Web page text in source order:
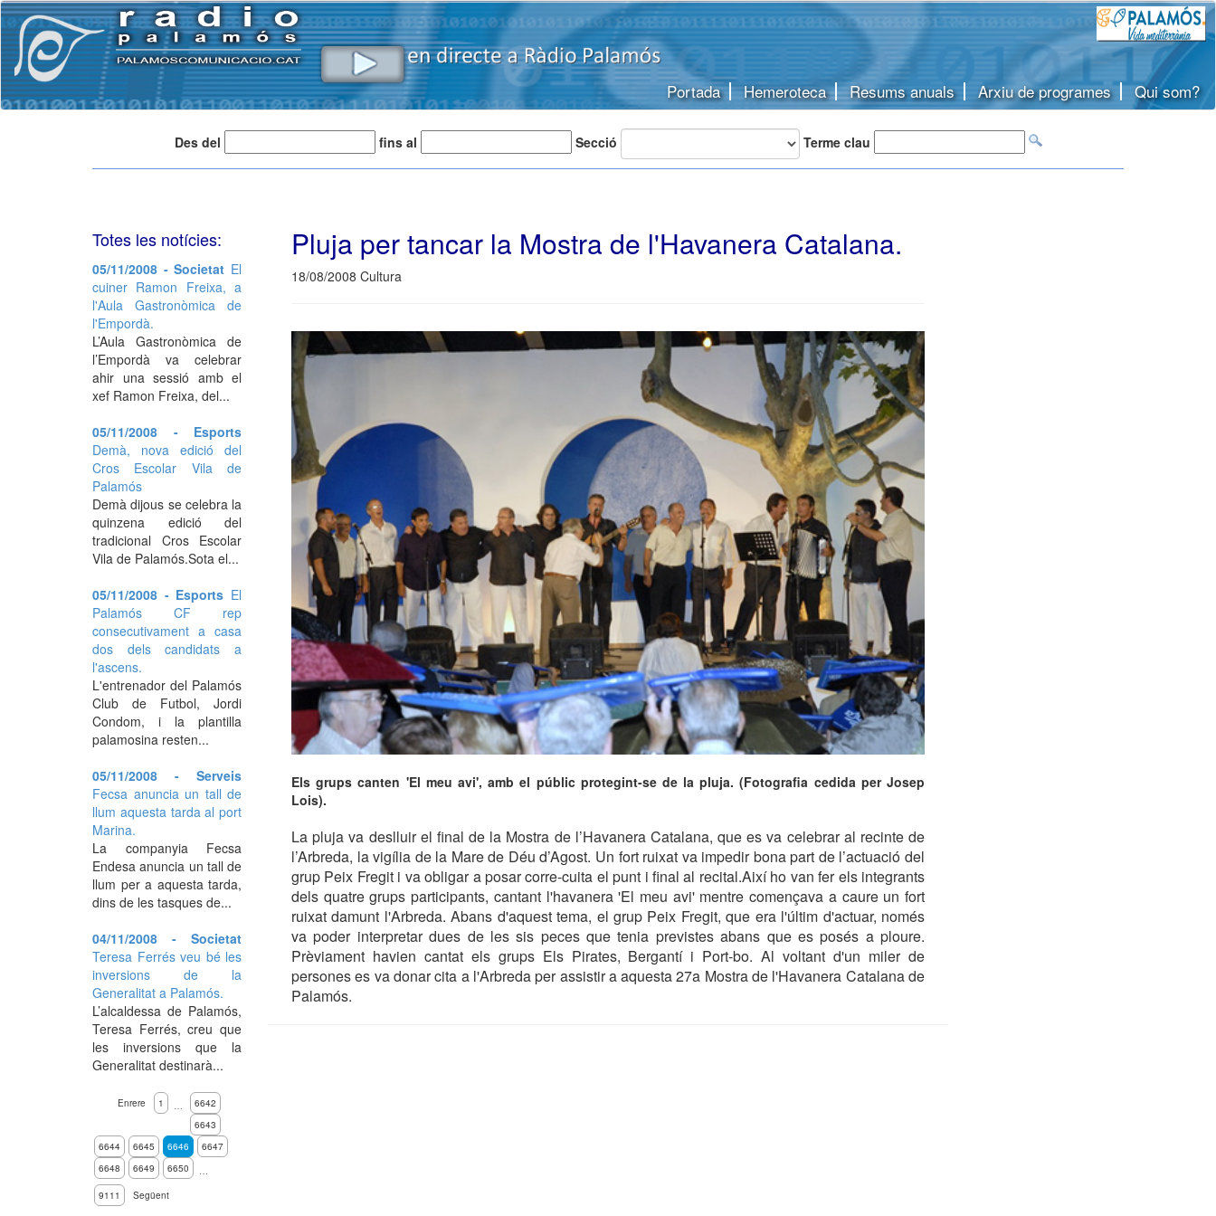
Portada Hemeroteca Resums anuals Arxiu de programes Qui som?
Des del fins al Secció Terme clau
Pluja per tancar la Mostra de l'Havanera Catalana.
18/08/2008 Cultura
Els grups canten 'El meu avi', amb el públic protegint-se de la pluja. (Fotografia cedida per Josep
Lois).
La pluja va deslluir el final de la Mostra de l’Havanera Catalana, que es va celebrar al recinte de
l’Arbreda, la vigília de la Mare de Déu d’Agost. Un fort ruixat va impedir bona part de l’actuació del
grup Peix Fregit i va obligar a posar corre-cuita el punt i final al recital.Així ho van fer els integrants
dels quatre grups participants, cantant l'havanera 'El meu avi' mentre començava a caure un fort
ruixat damunt l'Arbreda. Abans d'aquest tema, el grup Peix Fregit, que era l'últim d'actuar, només
va poder interpretar dues de les sis peces que tenia previstes abans que es posés a ploure.
Prèviament havien cantat els grups Els Pirates, Bergantí i Port-bo. Al voltant d'un miler de
persones es va donar cita a l'Arbreda per assistir a aquesta 27a Mostra de l'Havanera Catalana de
Palamós.
Totes les notícies:
05/11/2008 - Societat El
cuiner Ramon Freixa, a
l'Aula Gastronòmica de
l'Empordà.
L’Aula Gastronòmica de
l’Empordà va celebrar
ahir una sessió amb el
xef Ramon Freixa, del...
05/11/2008 - Esports
Demà, nova edició del
Cros Escolar Vila de
Palamós
Demà dijous se celebra la
quinzena edició del
tradicional Cros Escolar
Vila de Palamós.Sota el...
05/11/2008 - Esports El
Palamós CF rep
consecutivament a casa
dos dels candidats a
l'ascens.
L'entrenador del Palamós
Club de Futbol, Jordi
Condom, i la plantilla
palamosina resten...
05/11/2008 - Serveis
Fecsa anuncia un tall de
llum aquesta tarda al port
Marina.
La companyia Fecsa
Endesa anuncia un tall de
llum per a aquesta tarda,
dins de les tasques de...
04/11/2008 - Societat
Teresa Ferrés veu bé les
inversions de la
Generalitat a Palamós.
L’alcaldessa de Palamós,
Teresa Ferrés, creu que
les inversions que la
Generalitat destinarà...
Enrere 1 …
6642
6643
6644
6645 6646
6647
6648
6649 6650
…
9111
Següent